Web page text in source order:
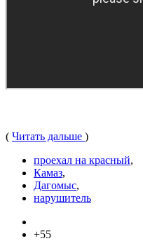
( Читать дальше )
проехал на красный,
Камаз,
Дагомыс,
нарушитель
+55